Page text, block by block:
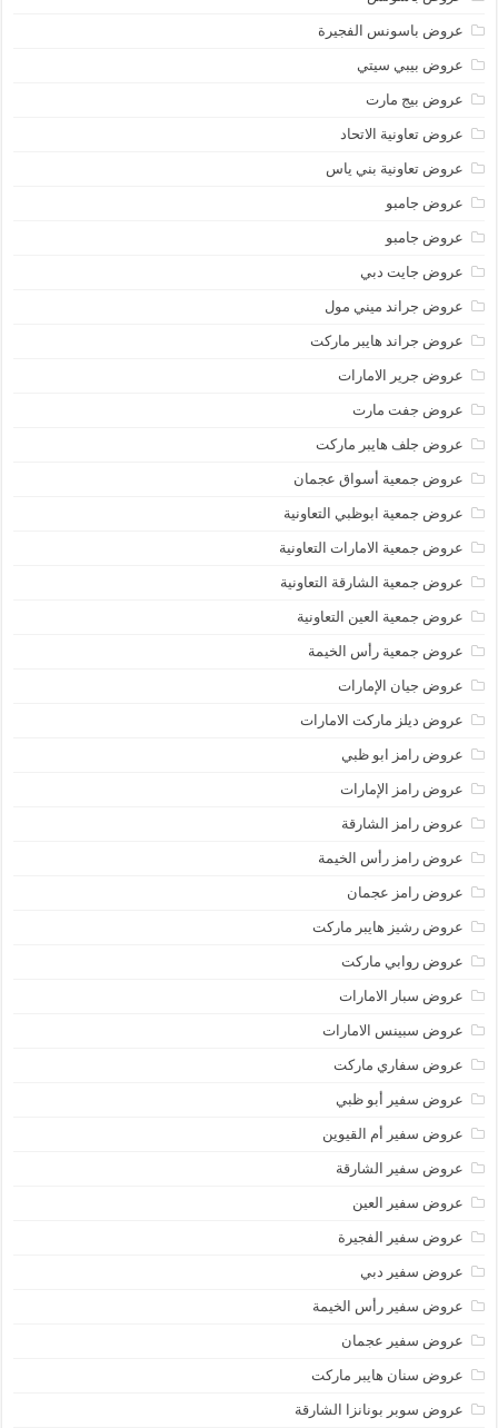
عروض باسونس الفجيرة
عروض بيبي سيتي
عروض بيج مارت
عروض تعاونية الاتحاد
عروض تعاونية بني ياس
عروض جامبو
عروض جامبو
عروض جايت دبي
عروض جراند ميني مول
عروض جراند هايبر ماركت
عروض جرير الامارات
عروض جفت مارت
عروض جلف هايبر ماركت
عروض جمعية أسواق عجمان
عروض جمعية ابوظبي التعاونية
عروض جمعية الامارات التعاونية
عروض جمعية الشارقة التعاونية
عروض جمعية العين التعاونية
عروض جمعية رأس الخيمة
عروض جيان الإمارات
عروض ديلز ماركت الامارات
عروض رامز ابو ظبي
عروض رامز الإمارات
عروض رامز الشارقة
عروض رامز رأس الخيمة
عروض رامز عجمان
عروض رشيز هايبر ماركت
عروض روابي ماركت
عروض سبار الامارات
عروض سبينس الامارات
عروض سفاري ماركت
عروض سفير أبو ظبي
عروض سفير أم القيوين
عروض سفير الشارقة
عروض سفير العين
عروض سفير الفجيرة
عروض سفير دبي
عروض سفير رأس الخيمة
عروض سفير عجمان
عروض سنان هايبر ماركت
عروض سوبر بونانزا الشارقة